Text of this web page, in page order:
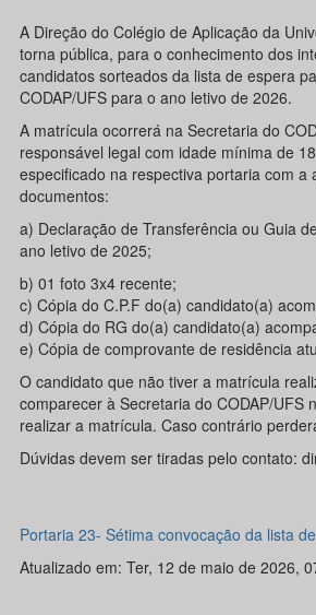
A Direção do Colégio de Aplicação da
torna pública, para o conhecimento dos
candidatos sorteados da lista de espera
CODAP/UFS para o ano letivo de 2026.
A matrícula ocorrerá na Secretaria do
responsável legal com idade mínima de
especificado na respectiva portaria com
documentos:
a) Declaração de Transferência ou Guia
ano letivo de 2025;
b) 01 foto 3x4 recente;
c) Cópia do C.P.F do(a) candidato(a)
d) Cópia do RG do(a) candidato(a)
e) Cópia de comprovante de residência
O candidato que não tiver a matrícula
comparecer à Secretaria do CODAP/
realizar a matrícula. Caso contrário
Dúvidas devem ser tiradas pelo contato:
Portaria 23- Sétima convocação da lista
Atualizado em: Ter, 12 de maio de 2026,